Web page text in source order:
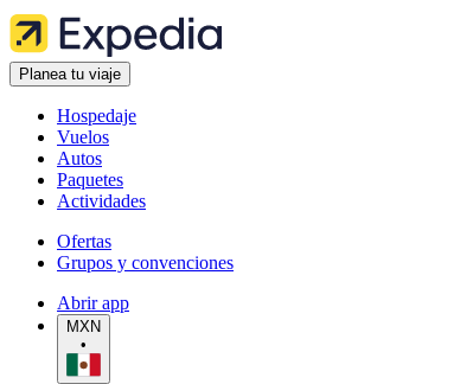
Planea tu viaje
Hospedaje
Vuelos
Autos
Paquetes
Actividades
Ofertas
Grupos y convenciones
Abrir app
MXN
•